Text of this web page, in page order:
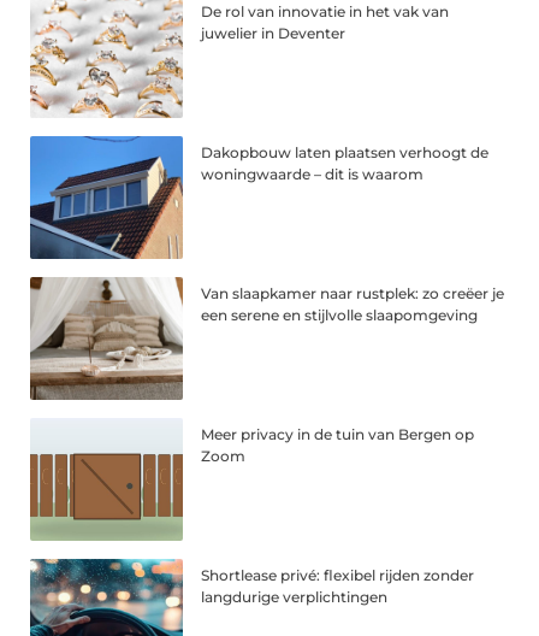
De rol van innovatie in het vak van
juwelier in Deventer
Dakopbouw laten plaatsen verhoogt de
woningwaarde – dit is waarom
Van slaapkamer naar rustplek: zo creëer je
een serene en stijlvolle slaapomgeving
Meer privacy in de tuin van Bergen op
Zoom
Shortlease privé: flexibel rijden zonder
langdurige verplichtingen